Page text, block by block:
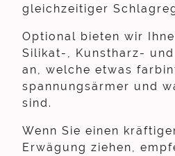
gleichzeitiger
Optional bieten wir
Silikat-, Kunstharz-
an, welche etwas
spannungsärmer und
sind.
Wenn Sie einen
Erwägung ziehen,